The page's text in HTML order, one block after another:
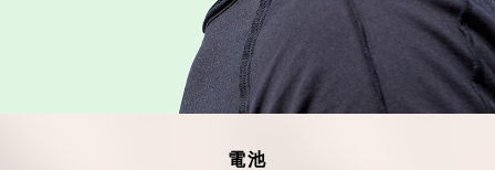
右
輕觸 2 次：接聽來電通話 2；來電通話 1 保持不變
輕按約 2 秒： 在來電通話 1 和來電通話 2 之間切換
電池